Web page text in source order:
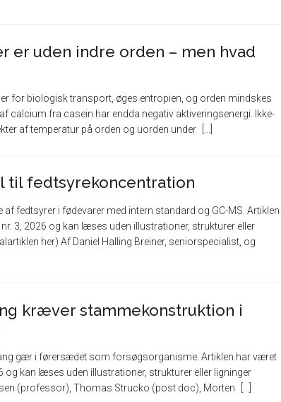
er uden indre orden – men hvad
for biologisk transport, øges entropien, og orden mindskes
calcium fra casein har endda negativ aktiveringsenergi. Ikke-
af temperatur på orden og uorden under
til fedtsyrekoncentration
fedtsyrer i fødevarer med intern standard og GC-MS. Artiklen
3, 2026 og kan læses uden illustrationer, strukturer eller
her) Af Daniel Halling Breiner, seniorspecialist, og
kræver stammekonstruktion i
gær i førersædet som forsøgsorganisme. Artiklen har været
og kan læses uden illustrationer, strukturer eller ligninger
(professor), Thomas Strucko (post doc), Morten